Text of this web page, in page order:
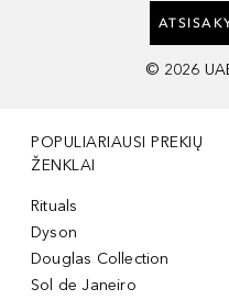
© 2026
POPULIARIAUSI PREKIŲ
ŽENKLAI
Rituals
Dyson
Douglas Collection
Sol de Janeiro